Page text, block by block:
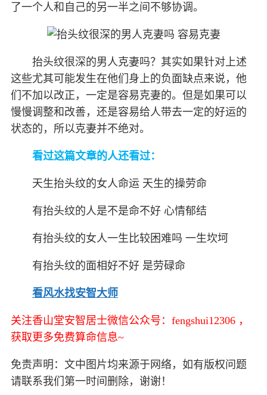
了一个人和自己的另一半之间不够协调。
抬头纹很深的男人克妻吗？其实如果针对上述
这些尤其可能发生在他们身上的负面缺点来说，他
们不加以改正，一定是容易克妻的。但是如果可以
慢慢调整和改善，还是容易给人带去一定的好运的
状态的，所以克妻并不绝对。
看过这篇文章的人还看过：
天生抬头纹的女人命运 天生的操劳命
有抬头纹的人是不是命不好 心情郁结
有抬头纹的女人一生比较困难吗 一生坎坷
有抬头纹的面相好不好 是劳碌命
看风水找安智大师
关注香山堂安智居士微信公众号：fengshui12306 ，
获取更多免费算命信息~
免责声明：文中图片均来源于网络，如有版权问题
请联系我们第一时间删除，谢谢！